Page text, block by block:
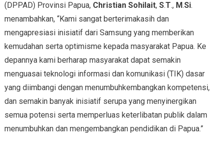
(DPPAD) Provinsi Papua, Christian Sohilait, S.T., M.Si.
menambahkan, “Kami sangat berterimakasih dan
mengapresiasi inisiatif dari Samsung yang memberikan
kemudahan serta optimisme kepada masyarakat Papua. Ke
depannya kami berharap masyarakat dapat semakin
menguasai teknologi informasi dan komunikasi (TIK) dasar
yang diimbangi dengan menumbuhkembangkan kompetensi,
dan semakin banyak inisiatif serupa yang menyinergikan
semua potensi serta memperluas keterlibatan publik dalam
menumbuhkan dan mengembangkan pendidikan di Papua.”